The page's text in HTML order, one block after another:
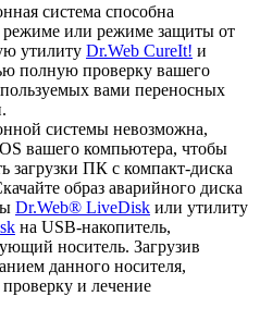
система способна
режиме или режиме защиты от
утилиту Dr.Web CureIt! и
полную проверку вашего
вами переносных
системы невозможна,
вашего компьютера, чтобы
загрузки ПК с компакт-диска
образ аварийного диска
Dr.Web® LiveDisk или утилиту
на USB-накопитель,
носитель. Загрузив
данного носителя,
и лечение